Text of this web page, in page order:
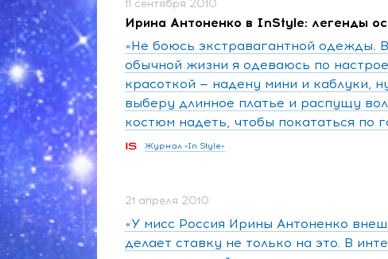
11 сентября 2010
Ирина Антоненко в InStyle: легенды
«Не боюсь экстравагантной одежды.
обычной жизни я одеваюсь по
красоткой — надену мини и каблуки,
выберу длинное платье и распущу
костюм надеть, чтобы покататься по
Журнал «In Style»
21 апреля 2010
«У мисс Россия Ирины Антоненко
делает ставку не только на это. В